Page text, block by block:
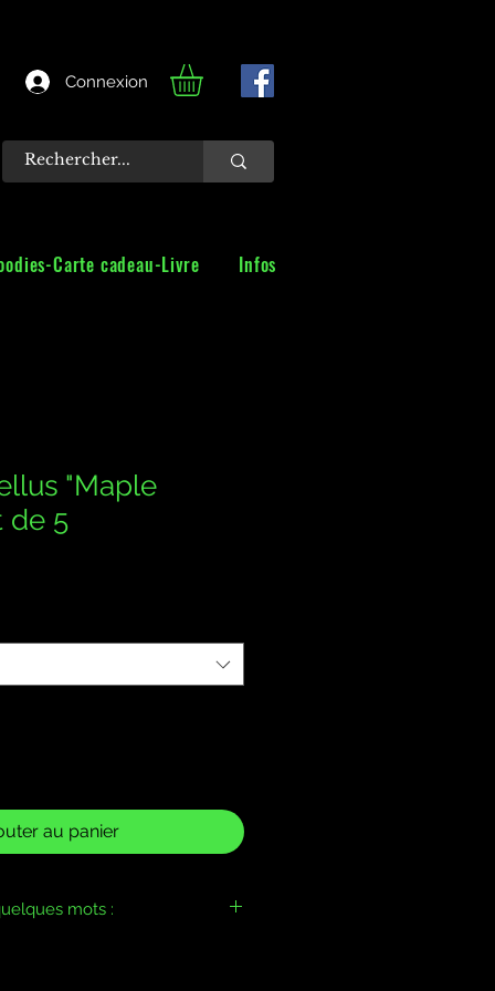
Connexion
Carte cadeau-Livre Infos
"Maple
de 5
au panier
mots :